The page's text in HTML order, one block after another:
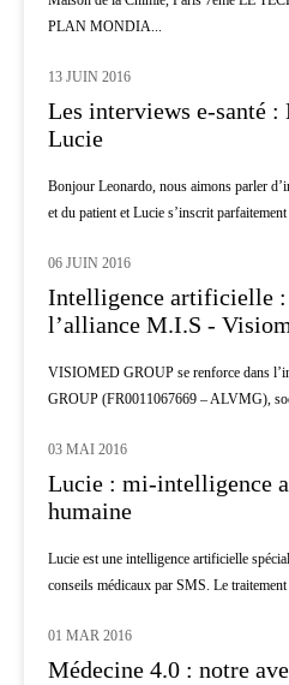
PLAN MONDIA...
AI
13 JUIN 2016
Les interviews e-santé :
Lucie
Bonjour Leonardo, nous aimons parler
et du patient et Lucie s’inscrit
AI
06 JUIN 2016
Intelligence artificielle :
l’alliance M.I.S -
VISIOMED GROUP se renforce dans
GROUP (FR0011067669 – ALVMG),
AI
03 MAI 2016
Lucie : mi-intelligence
humaine
Lucie est une intelligence artificielle
conseils médicaux par SMS. Le
AI
01 MAR 2016
Médecine 4.0 : notre